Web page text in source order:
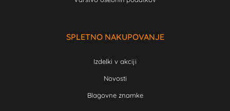
SPLETNO NAKUPOVANJE
Izdelki v akciji
Novosti
Blagovne znamke